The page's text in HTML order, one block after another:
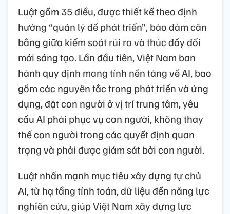
Luật gồm 35 điều, được thiết kế theo định
hướng “quản lý để phát triển”, bảo đảm cân
bằng giữa kiểm soát rủi ro và thúc đẩy đổi
mới sáng tạo. Lần đầu tiên, Việt Nam ban
hành quy định mang tính nền tảng về AI, bao
gồm các nguyên tắc trong phát triển và ứng
dụng, đặt con người ở vị trí trung tâm, yêu
cầu AI phải phục vụ con người, không thay
thế con người trong các quyết định quan
trọng và phải được giám sát bởi con người.
Luật nhấn mạnh mục tiêu xây dựng tự chủ
AI, từ hạ tầng tính toán, dữ liệu đến năng lực
nghiên cứu, giúp Việt Nam xây dựng lực